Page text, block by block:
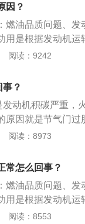
露。进气系统中
，导致进气歧管中
抖动或怠速时无力
、喷油器雾化不
这些相关的部位
过，无法精准地
分；解决办法：及
去4S店或修理厂
门开关等信号，
定一旦出现故障
车主去4S店或修
造成不必要的损
因？
燃油品质问题、
用是根据发动机运
汽油，如果燃油
很严重的问题，
物品。
阅读：9242
？
动机积碳严重，
原因就是节气门过
头喷出的汽油会
汽油又会被发动
可燃混合气时稀时
大，积碳的存在
花塞、高压导线和
同样会导致这类
阅读：8973
常怎么回事？
燃油品质问题、
用是根据发动机运
汽油，如果燃油
阅读：8553